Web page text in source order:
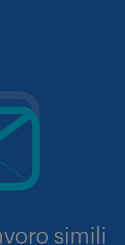
simili